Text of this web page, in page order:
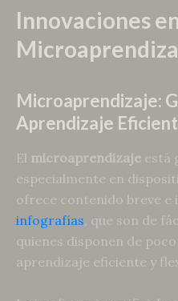
Innovaciones
Microaprendizaje:
Aprendizaje
El microaprendizaje está
especialmente en
ofrece contenido breve e
infografías, que son de
quienes disponen de
aprendizaje eficiente y